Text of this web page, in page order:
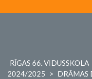
RĪGAS 66. VIDUSSKOLA
2024/2025
> DRĀMAS